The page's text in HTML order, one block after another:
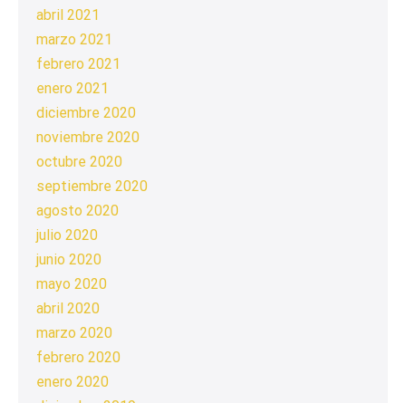
abril 2021
marzo 2021
febrero 2021
enero 2021
diciembre 2020
noviembre 2020
octubre 2020
septiembre 2020
agosto 2020
julio 2020
junio 2020
mayo 2020
abril 2020
marzo 2020
febrero 2020
enero 2020